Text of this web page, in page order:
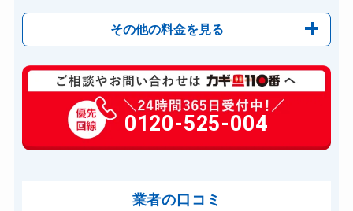
その他の料金を見る
玄関カギ修理 6,600円～(税込)
玄関カギ作成 14,300円～(税込)
玄関カギ交換 14,300円～(税込)
バイクカギ開け
0120-525-004
業者の口コミ